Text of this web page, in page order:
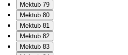
Mektub 79
Mektub 80
Mektub 81
Mektub 82
Mektub 83